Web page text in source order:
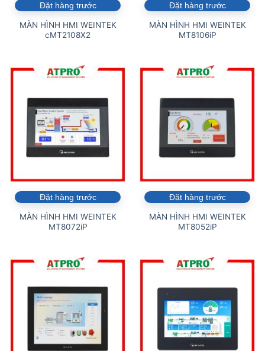
Đặt hàng trước
MÀN HÌNH HMI WEINTEK
cMT2108X2
Đặt hàng trước
MÀN HÌNH HMI WEINTEK
MT8106iP
Đặt hàng trước
MÀN HÌNH HMI WEINTEK
MT8072iP
Đặt hàng trước
MÀN HÌNH HMI WEINTEK
MT8052iP